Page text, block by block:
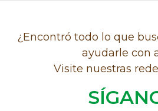
¿Encontró todo lo que
ayudarle con
Visite nuestras